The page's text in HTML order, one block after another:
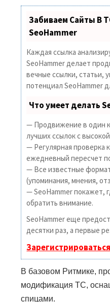
Забиваем Сайты В
SeoHammer
Каждая ссылка
SeoHammer делает
вечные ссылки, статьи,
потенциал SeoHammer
Что умеет делать
— Продвижение в один
лучших ссылок с
— Регулярная проверка
ежедневный пересчет
— Все известные
(упоминания, мнения,
— SeoHammer покажет,
обратить внимание.
SeoHammer еще
десятки раз, а первые
В базовом Ритмике,
модификацияTC,
спицами.